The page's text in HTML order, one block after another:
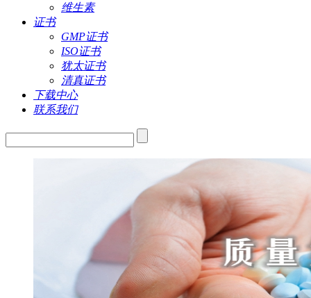
维生素
证书
GMP证书
ISO证书
犹太证书
清真证书
下载中心
联系我们